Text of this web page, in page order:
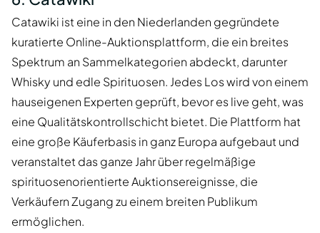
Catawiki ist eine in den Niederlanden gegründete
kuratierte Online-Auktionsplattform, die ein breites
Spektrum an Sammelkategorien abdeckt, darunter
Whisky und edle Spirituosen. Jedes Los wird von einem
hauseigenen Experten geprüft, bevor es live geht, was
eine Qualitätskontrollschicht bietet. Die Plattform hat
eine große Käuferbasis in ganz Europa aufgebaut und
veranstaltet das ganze Jahr über regelmäßige
spirituosenorientierte Auktionsereignisse, die
Verkäufern Zugang zu einem breiten Publikum
ermöglichen.